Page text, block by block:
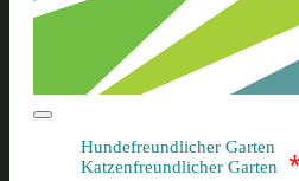
Hundefreundlicher Garten
Katzenfreundlicher Garten
*